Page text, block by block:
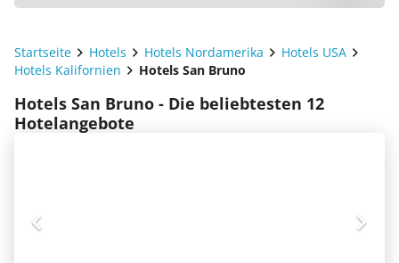
Startseite Hotels Hotels Nordamerika
Hotels USA
Hotels Kalifornien
Hotels San Bruno
Hotels San Bruno - Die beliebtesten 12
Hotelangebote